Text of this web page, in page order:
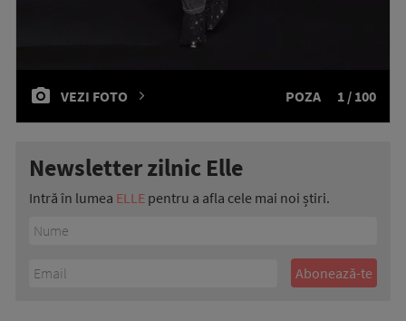
VEZI FOTO POZA 1 / 100
Newsletter zilnic Elle
Intră în lumea ELLE pentru a afla cele mai noi știri.